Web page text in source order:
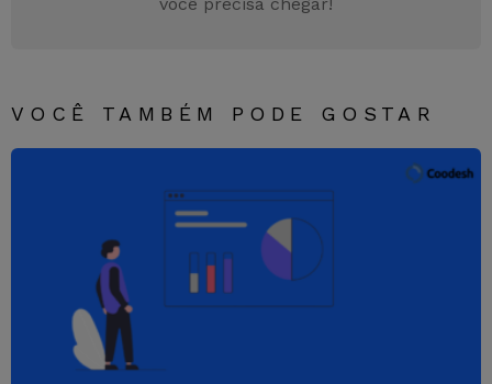
VOCÊ TAMBÉM PODE GOSTAR